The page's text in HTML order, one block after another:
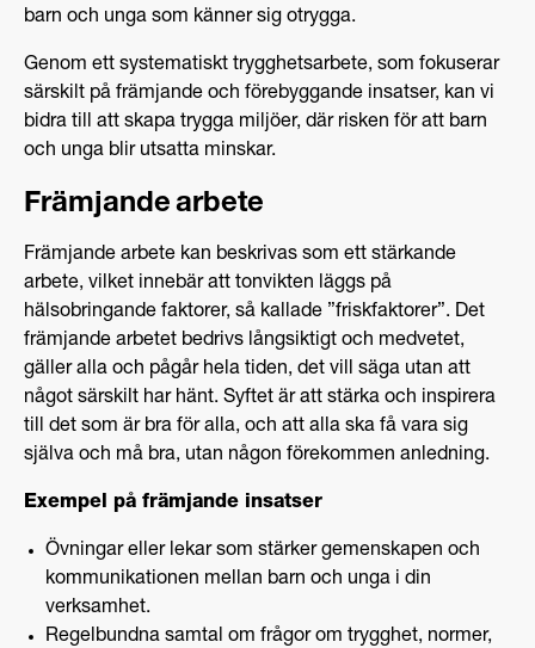
barn och unga som känner sig otrygga.
Genom ett systematiskt trygghetsarbete, som fokuserar
särskilt på främjande och förebyggande insatser, kan vi
bidra till att skapa trygga miljöer, där risken för att barn
och unga blir utsatta minskar.
Främjande arbete
Främjande arbete kan beskrivas som ett stärkande
arbete, vilket innebär att tonvikten läggs på
hälsobringande faktorer, så kallade ”friskfaktorer”. Det
främjande arbetet bedrivs långsiktigt och medvetet,
gäller alla och pågår hela tiden, det vill säga utan att
något särskilt har hänt. Syftet är att stärka och inspirera
till det som är bra för alla, och att alla ska få vara sig
själva och må bra, utan någon förekommen anledning.
Exempel på främjande insatser
Övningar eller lekar som stärker gemenskapen och
kommunikationen mellan barn och unga i din
verksamhet.
Regelbundna samtal om frågor om trygghet, normer,